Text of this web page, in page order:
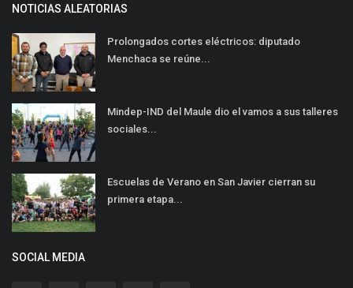
NOTICIAS ALEATORIAS
Prolongados cortes eléctricos: diputado
Menchaca se reúne...
Mindep-IND del Maule dio el vamos a sus talleres
sociales...
Escuelas de Verano en San Javier cierran su
primera etapa...
SOCIAL MEDIA